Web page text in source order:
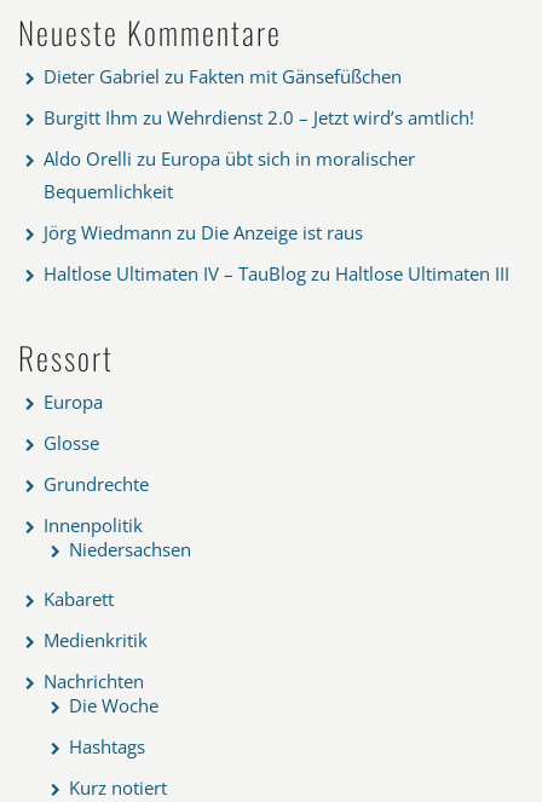
Neueste Kommentare
Dieter Gabriel zu Fakten mit Gänsefüßchen
Burgitt Ihm zu Wehrdienst 2.0 – Jetzt wird’s amtlich!
Aldo Orelli zu Europa übt sich in moralischer
Bequemlichkeit
Jörg Wiedmann zu Die Anzeige ist raus
Haltlose Ultimaten IV – TauBlog zu Haltlose Ultimaten III
Ressort
Europa
Glosse
Grundrechte
Innenpolitik
Niedersachsen
Kabarett
Medienkritik
Nachrichten
Die Woche
Hashtags
Kurz notiert